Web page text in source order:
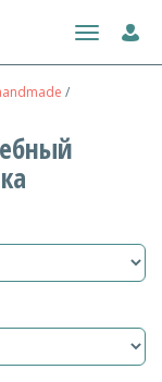
Toggle
/